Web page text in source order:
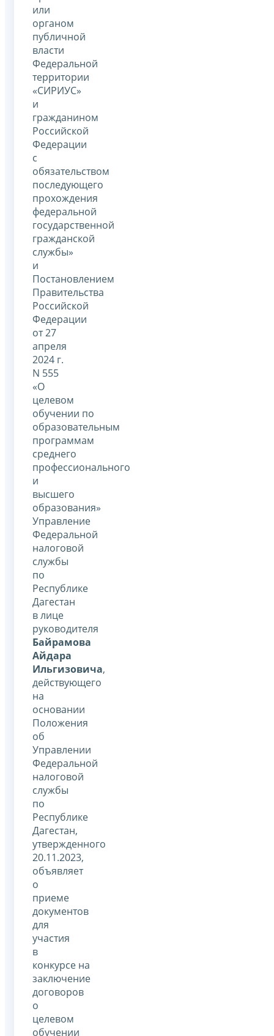
или
органом
публичной
власти
Федеральной
территории
«СИРИУС»
и
гражданином
Российской
Федерации
с
обязательством
последующего
прохождения
федеральной
государственной
гражданской
службы»
и
Постановлением
Правительства
Российской
Федерации
от 27
апреля
2024 г.
N 555
«О
целевом
обучении по
образовательным
программам
среднего
профессионального
и
высшего
образования»
Управление
Федеральной
налоговой
службы
по
Республике
Дагестан
в лице
руководителя
Байрамова
Айдара
Ильгизовича,
действующего
на
основании
Положения
об
Управлении
Федеральной
налоговой
службы
по
Республике
Дагестан,
утвержденного
20.11.2023,
объявляет
о
приеме
документов
для
участия
в
конкурсе на
заключение
договоров
о
целевом
обучении